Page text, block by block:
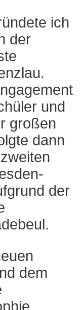
ich
der
und
großen
dann
der
dem